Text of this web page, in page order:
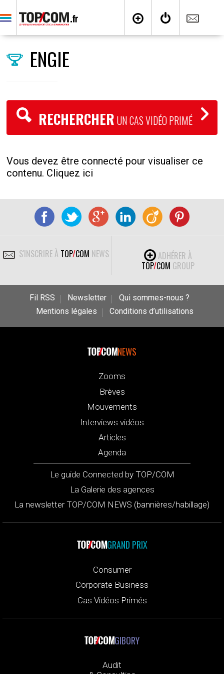
ENGIE
RECHERCHER UN CAS VIDÉO PRIMÉ
Vous devez être connecté pour visualiser ce
contenu. Cliquez ici
S'INSCRIRE À TOP/COM NEWS
ADHÉRER À
TOP/COM GROUP
Fil RSS Newsletter
Qui sommes-nous ?
Mentions légales
Conditions d’utilisations
NEWS
Zooms
Brèves
Mouvements
Interviews vidéos
Articles
Agenda
Le guide Connected by TOP/COM
La Galerie des agences
La newsletter TOP/COM NEWS (bannières/habillage)
GRAND PRIX
Consumer
Corporate Business
Cas Vidéos Primés
GIBORY
Audit